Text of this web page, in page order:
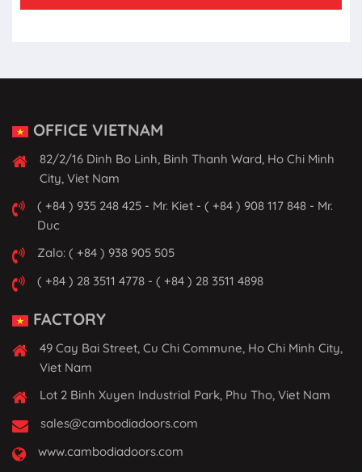
OFFICE VIETNAM
82/2/16 Dinh Bo Linh, Binh Thanh Ward, Ho Chi Minh
City, Viet Nam
( +84 ) 935 248 425 - Mr. Kiet - ( +84 ) 908 117 848 - Mr.
Duc
Zalo: ( +84 ) 938 905 505
( +84 ) 28 3511 4778 - ( +84 ) 28 3511 4898
FACTORY
49 Cay Bai Street, Cu Chi Commune, Ho Chi Minh City,
Viet Nam
Lot 2 Binh Xuyen Industrial Park, Phu Tho, Viet Nam
sales@cambodiadoors.com
www.cambodiadoors.com